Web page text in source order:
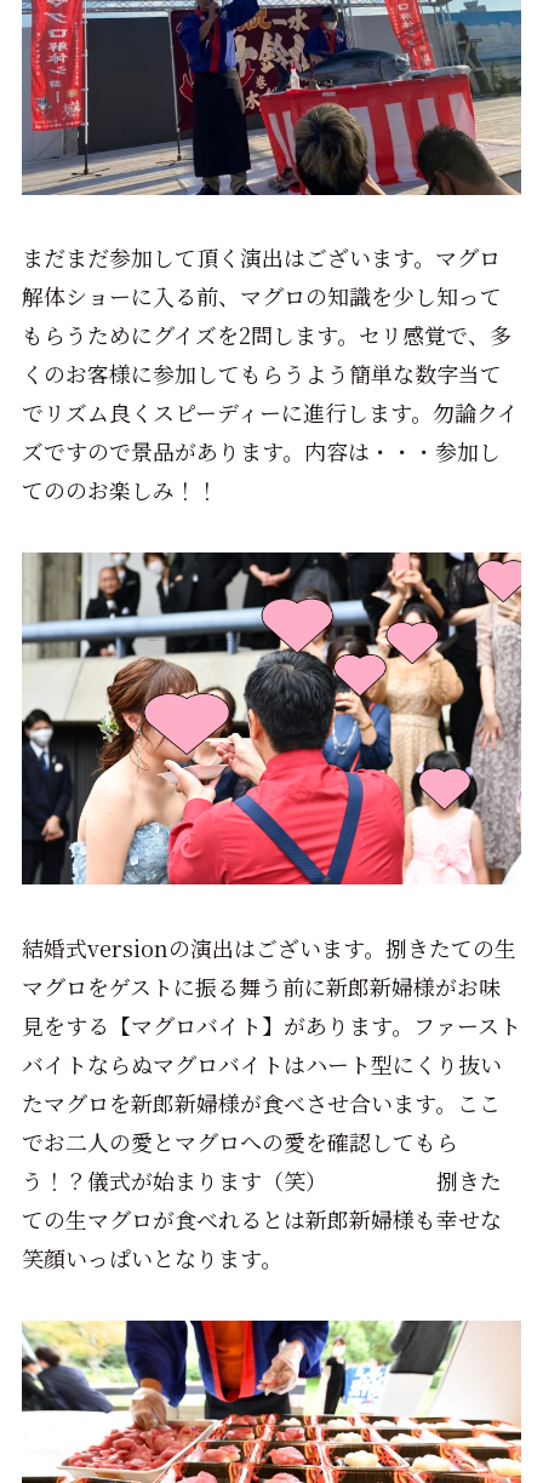
まだまだ参加して頂く演出はございます。マグロ
解体ショーに入る前、マグロの知識を少し知って
もらうためにグイズを2問します。セリ感覚で、多
くのお客様に参加してもらうよう簡単な数字当て
でリズム良くスピーディーに進行します。勿論クイ
ズですので景品があります。内容は・・・参加し
てののお楽しみ！！
結婚式versionの演出はございます。捌きたての生
マグロをゲストに振る舞う前に新郎新婦様がお味
見をする【マグロバイト】があります。ファースト
バイトならぬマグロバイトはハート型にくり抜い
たマグロを新郎新婦様が食べさせ合います。ここ
でお二人の愛とマグロへの愛を確認してもら
う！？儀式が始まります（笑） 捌きた
ての生マグロが食べれるとは新郎新婦様も幸せな
笑顔いっぱいとなります。